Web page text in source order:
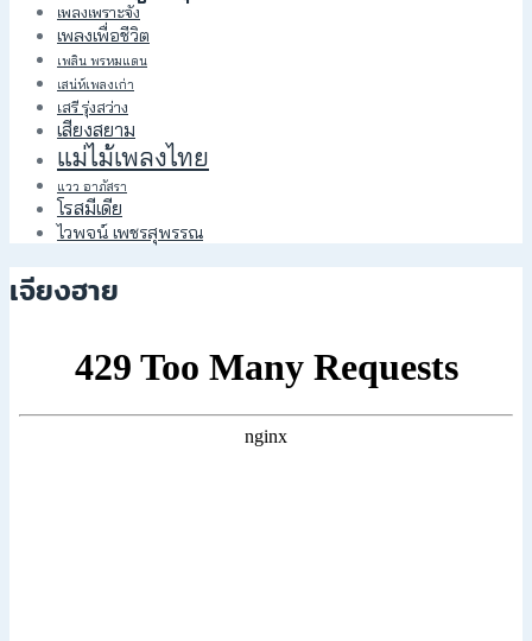
เพลงเพราะจัง
เพลงเพื่อชีวิต
เพลิน พรหมแดน
เสน่ห์เพลงเก่า
เสรี รุ่งสว่าง
เสียงสยาม
แม่ไม้เพลงไทย
แวว อาภัสรา
โรสมีเดีย
ไวพจน์ เพชรสุพรรณ
เจียงฮาย